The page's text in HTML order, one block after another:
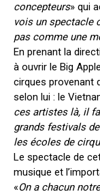
concepteurs» qui
vois un spectacle
pas comme une
En prenant la
à ouvrir le Big
cirques provenant
selon lui : le
ces artistes là, il
grands festivals
les écoles de
Le spectacle de
musique et
«On a chacun